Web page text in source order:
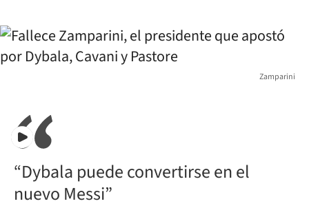
Zamparini
“Dybala puede convertirse en el
nuevo Messi”